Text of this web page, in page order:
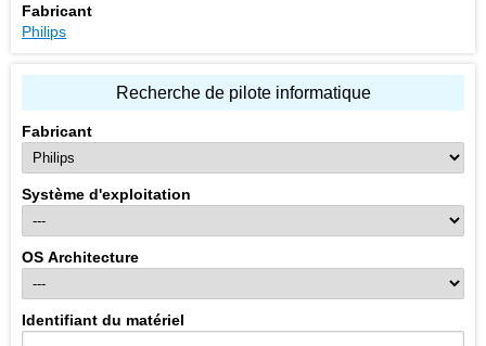
Fabricant
Philips
Recherche de pilote informatique
Fabricant
Système d'exploitation
OS Architecture
Identifiant du matériel